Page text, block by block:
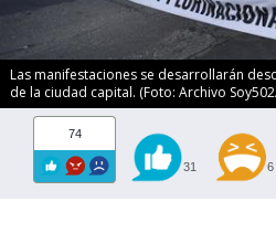
Las manifestaciones se desarrollarán
de la ciudad capital. (Foto: Archivo
74
31 6